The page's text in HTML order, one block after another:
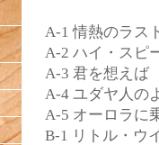
A-1 情熱のラス
A-2 ハイ・スピ
A-3 君を想えば
A-4 ユダヤ人の
A-5 オーロラに
B-1 リトル・ウ